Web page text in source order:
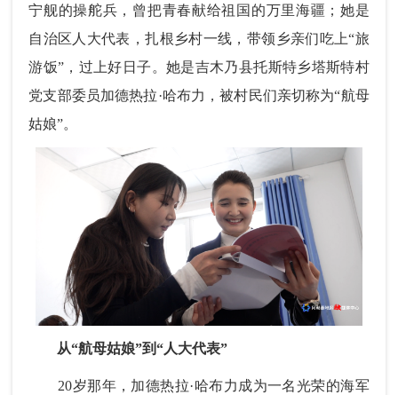
宁舰的操舵兵，曾把青春献给祖国的万里海疆；她是
自治区人大代表，扎根乡村一线，带领乡亲们吃上“旅
游饭”，过上好日子。她是吉木乃县托斯特乡塔斯特村
党支部委员加德热拉·哈布力，被村民们亲切称为“航母
姑娘”。
从“航母姑娘”到“人大代表”
20岁那年， 加德热拉·哈布力 成为一名光荣的海军